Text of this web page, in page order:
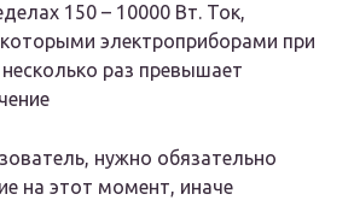
150 – 10000 Вт. Ток,
электроприборами при
раз превышает
нужно обязательно
на этот момент, иначе